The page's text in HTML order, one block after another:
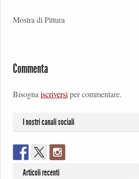
Mostra di Pittura
Commenta
Bisognaiscriversiper commentare.
I nostri canali sociali
Articoli recenti